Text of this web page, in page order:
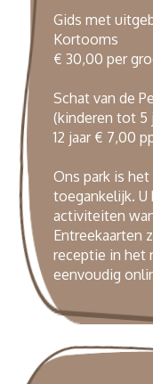
Gids met
Kortooms
€ 30,00 per
Schat van de
(kinderen tot 5
12 jaar € 7,00
Ons park is
toegankelijk. U
activiteiten
Entreekaarten
receptie in het
eenvoudig